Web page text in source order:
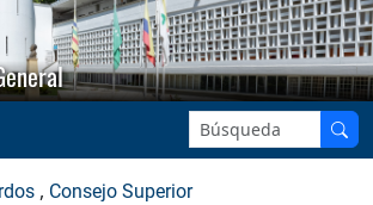
Buscar en el sitio:
, Consejo Superior